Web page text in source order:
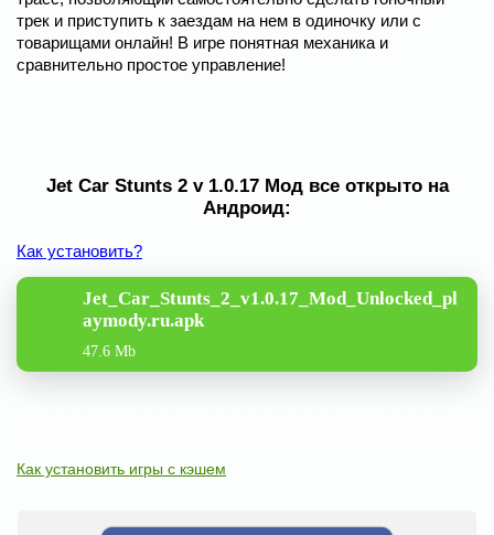
трек и приступить к заездам на нем в одиночку или с
товарищами онлайн! В игре понятная механика и
сравнительно простое управление!
Jet Car Stunts 2 v 1.0.17 Мод все открыто на
Андроид:
Как установить?
Jet_Car_Stunts_2_v1.0.17_Mod_Unlocked_pl
aymody.ru.apk
47.6 Mb
Как установить игры с кэшем